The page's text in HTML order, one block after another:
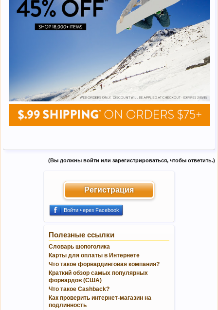
(Вы должны войти или зарегистрироваться, чтобы ответить.)
Регистрация
Войти через Facebook
Полезные ссылки
Словарь шопоголика
Карты для оплаты в Интернете
Что такое форвардинговая компания?
Краткий обзор самых популярных
форвардов (США)
Что такое Cashback?
Как проверить интернет-магазин на
подлинность